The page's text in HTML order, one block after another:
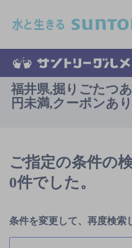
福井県,掘りごたつ
円未満,クーポンあ
ご指定の条件の
0件でした。
条件を変更して、再度検索